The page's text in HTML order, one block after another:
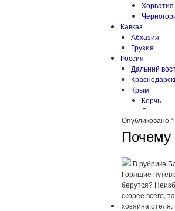
Хорватия
Кавказ
Абхазия
Грузия
Россия
Дальний
Крым
Керчь
По
Санкт-
Сибирь
Алтай
Урал
Северная
Опубликовано
Почему
В рубрике
Горящие
берутся?
скорее всего,
хозяина отеля.